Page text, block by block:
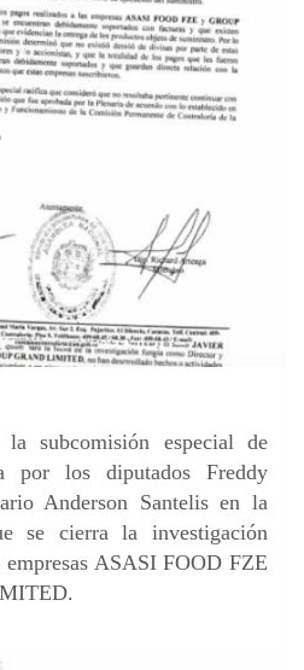
subcomisión especial de
por los diputados Freddy
Anderson Santelis en la
se cierra la investigación
empresas ASASI FOOD FZE